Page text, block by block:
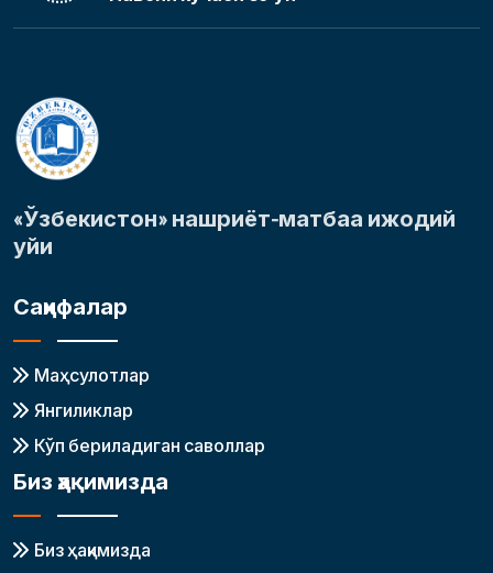
«Ўзбекистон» нашриёт-матбаа ижодий
уйи
Саҳифалар
Маҳсулотлар
Янгиликлар
Кўп бериладиган саволлар
Биз ҳақимизда
Биз ҳақимизда